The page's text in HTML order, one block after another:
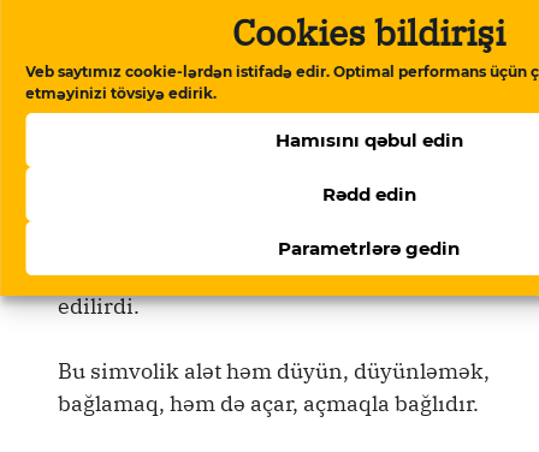
Cookies bildirişi
Veb saytımız cookie-lərdən istifadə edir. Optimal performans üçün
etməyinizi tövsiyə edirik.
Hamısını qəbul edin
Rədd edin
Parametrlərə gedin
“(Ey Məhəmməd) de ki: yaratdıqlarının
şərindən, zülmətə bürünməkdə olan
gecənin şərindən, düyünlərə üfürən, (yaxud
cadu edib iplərə düyün vuran) qadınların
İsis düyünü həm də cənnətin açarı hesab
edilirdi.
Bu simvolik alət həm düyün, düyünləmək,
bağlamaq, həm də açar, açmaqla bağlıdır.